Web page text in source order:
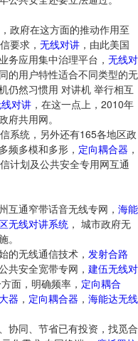
政府在这方面的推动作用至
要求， 无线对讲 ，由此美国
务应用集中治理平台， 无线对
的用户特性适合不同类型的无
仍然习惯用 对讲机 举行相互
对讲 ，在这一点上，2010年
府共用网。
系统，另外还有165各地区政
频多模和多形， 定向耦合器 ，
计划及公共安全专用网互通
互通窄带话音无线专网， 海能
无线对讲系统 ， 城市政府无
。
的无线通信技术， 发射合路
共安全宽带专网， 建伍无线对
面，明确频率， 定向耦合
器 ， 定向耦合器 ， 海能达无线
协同、节省已有投资，找觅合